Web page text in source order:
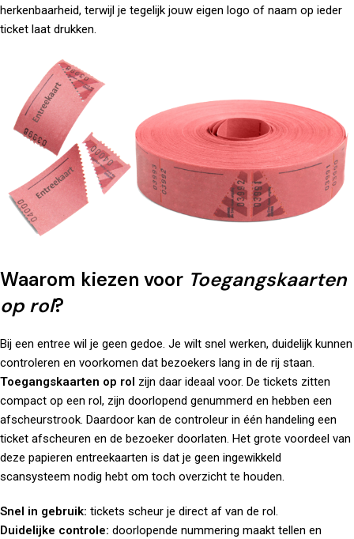
herkenbaarheid, terwijl je tegelijk jouw eigen logo of naam op ieder
ticket laat drukken.
Waarom kiezen voor Toegangskaarten
op rol?
Bij een entree wil je geen gedoe. Je wilt snel werken, duidelijk kunnen
controleren en voorkomen dat bezoekers lang in de rij staan.
Toegangskaarten op rol zijn daar ideaal voor. De tickets zitten
compact op een rol, zijn doorlopend genummerd en hebben een
afscheurstrook. Daardoor kan de controleur in één handeling een
ticket afscheuren en de bezoeker doorlaten. Het grote voordeel van
deze papieren entreekaarten is dat je geen ingewikkeld
scansysteem nodig hebt om toch overzicht te houden.
Snel in gebruik: tickets scheur je direct af van de rol.
Duidelijke controle: doorlopende nummering maakt tellen en